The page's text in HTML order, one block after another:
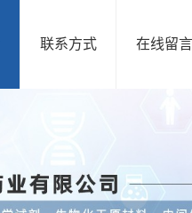
联系方式 在线留言